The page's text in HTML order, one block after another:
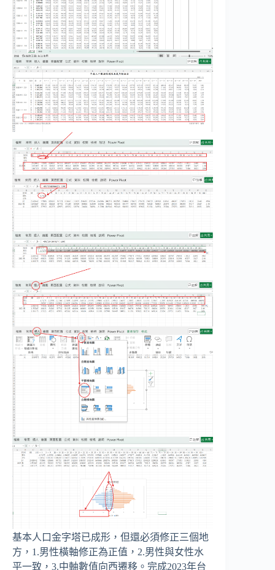
基本人口金字塔已成形，但還必須修正三個地
方，1.男性橫軸修正為正值，2.男性與女性水
平一致，3.中軸數值向西遷移。完成2023年台